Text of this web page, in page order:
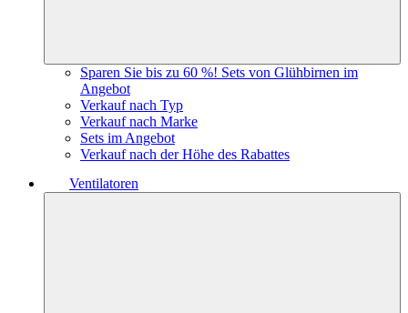
Sparen Sie bis zu 60 %! Sets von Glühbirnen im
Angebot
Verkauf nach Typ
Verkauf nach Marke
Sets im Angebot
Verkauf nach der Höhe des Rabattes
Ventilatoren